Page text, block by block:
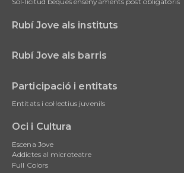
Rubí Jove als instituts
Rubí Jove als barris
Participació i entitats
Entitats i col·lectius juvenils
Oci i Cultura
Escena Jove
Addictes al microteatre
Full Colors